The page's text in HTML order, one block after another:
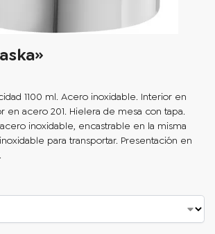
1100 ml. Acero inoxidable. Interior en
en acero 201. Hielera de mesa con tapa.
inoxidable, encastrable en la misma
para transportar. Presentación en